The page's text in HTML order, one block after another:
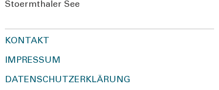
Stoerm­tha­ler See
KONTAKT
IMPRESSUM
DATENSCHUTZERKLÄRUNG